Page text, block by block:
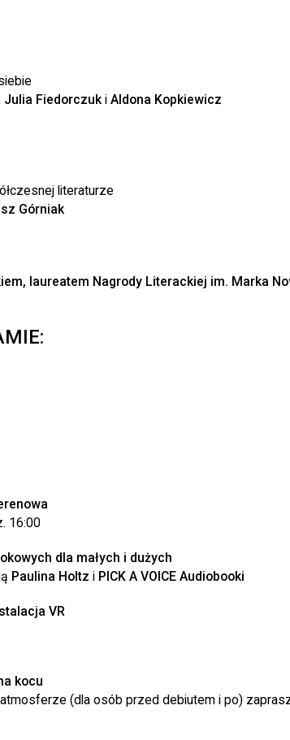
Julia Fiedorczuki Aldona Kopkiewicz
literaturze
Górniak
laureatem Nagrody Literackiej im. Marka
16:00
dla małych i dużych
Paulina Holtz i PICK A VOICE Audiobooki
VR
kocu
(dla osób przed debiutem i po)